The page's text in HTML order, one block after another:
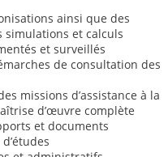
ainsi que des
simulations et calculs
et surveillés
de consultation des
missions d’assistance à la
d’œuvre complète
et documents